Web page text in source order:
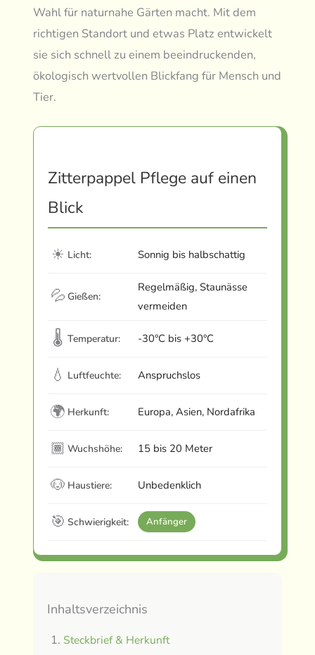
Wahl für naturnahe Gärten macht. Mit dem
richtigen Standort und etwas Platz entwickelt
sie sich schnell zu einem beeindruckenden,
ökologisch wertvollen Blickfang für Mensch und
Tier.
Zitterpappel Pflege auf einen
Blick
☀ Licht: Sonnig bis halbschattig
💦 Gießen:
Regelmäßig, Staunässe
vermeiden
🌡 Temperatur: -30°C bis +30°C
💧 Luftfeuchte: Anspruchslos
🌍 Herkunft: Europa, Asien, Nordafrika
🏾 Wuchshöhe: 15 bis 20 Meter
🐶 Haustiere: Unbedenklich
🎯 Schwierigkeit: Anfänger
Inhaltsverzeichnis
Steckbrief & Herkunft